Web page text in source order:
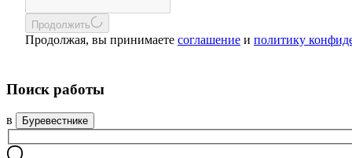
Продолжить
Продолжая, вы принимаете соглашение и политику
Поиск работы
в Буревестнике